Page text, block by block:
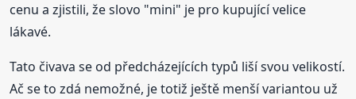
cenu a zjistili, že slovo "mini" je pro kupující velice
lákavé.
Tato čivava se od předcházejících typů liší svou velikostí.
Ač se to zdá nemožné, je totiž ještě menší variantou už